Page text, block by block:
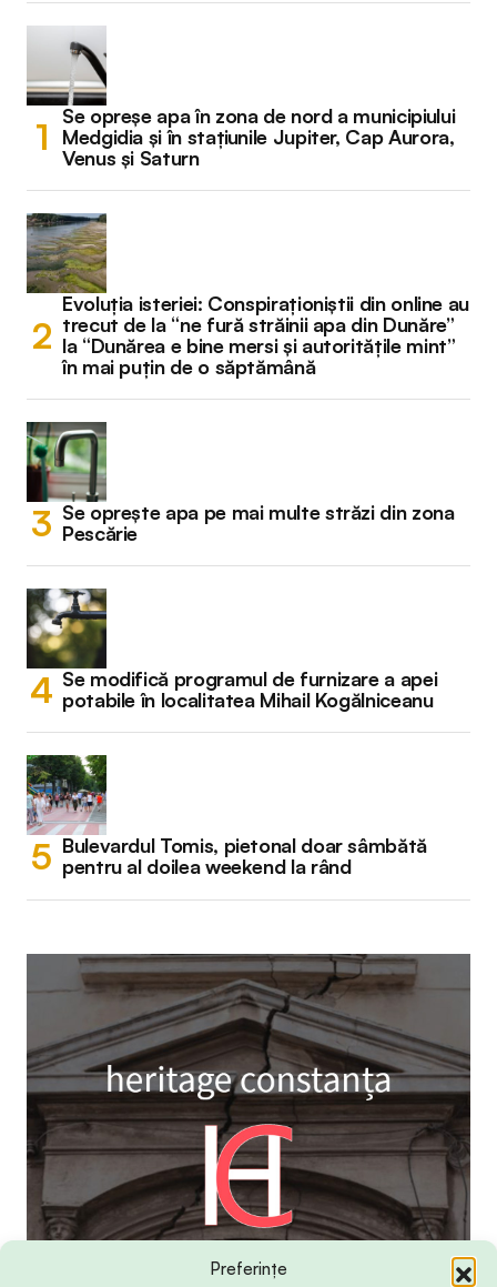
Preferințe
Se opreșe apa în zona de nord a municipiului
Medgidia și în stațiunile Jupiter, Cap Aurora,
Venus și Saturn
Evoluția isteriei: Conspiraționiștii din online au
trecut de la “ne fură străinii apa din Dunăre”
la “Dunărea e bine mersi și autoritățile mint”
în mai puțin de o săptămână
Se oprește apa pe mai multe străzi din zona
Pescărie
Se modifică programul de furnizare a apei
potabile în localitatea Mihail Kogălniceanu
Bulevardul Tomis, pietonal doar sâmbătă
pentru al doilea weekend la rând